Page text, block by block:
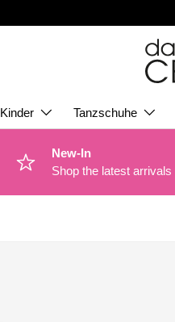
Kinder Tanzschuhe
New-In
Shop the latest arrivals